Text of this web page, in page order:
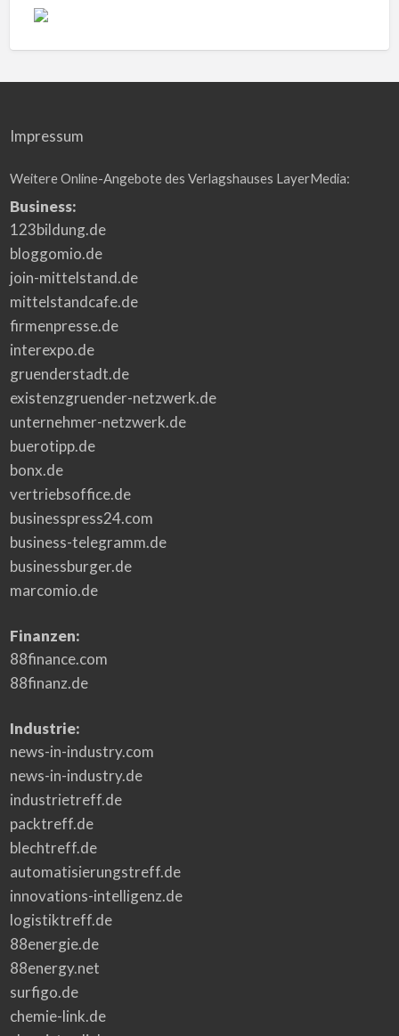
Impressum
Weitere Online-Angebote des Verlagshauses LayerMedia:
Business:
123bildung.de
bloggomio.de
join-mittelstand.de
mittelstandcafe.de
firmenpresse.de
interexpo.de
gruenderstadt.de
existenzgruender-netzwerk.de
unternehmer-netzwerk.de
buerotipp.de
bonx.de
vertriebsoffice.de
businesspress24.com
business-telegramm.de
businessburger.de
marcomio.de
Finanzen:
88finance.com
88finanz.de
Industrie:
news-in-industry.com
news-in-industry.de
industrietreff.de
packtreff.de
blechtreff.de
automatisierungstreff.de
innovations-intelligenz.de
logistiktreff.de
88energie.de
88energy.net
surfigo.de
chemie-link.de